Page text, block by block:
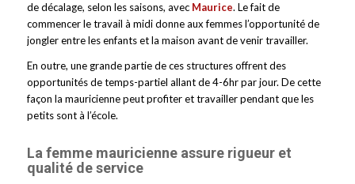
de décalage, selon les saisons, avec Maurice. Le fait de
commencer le travail à midi donne aux femmes l’opportunité de
jongler entre les enfants et la maison avant de venir travailler.
En outre, une grande partie de ces structures offrent des
opportunités de temps-partiel allant de 4-6hr par jour. De cette
façon la mauricienne peut profiter et travailler pendant que les
petits sont à l’école.
La femme mauricienne assure rigueur et
qualité de service